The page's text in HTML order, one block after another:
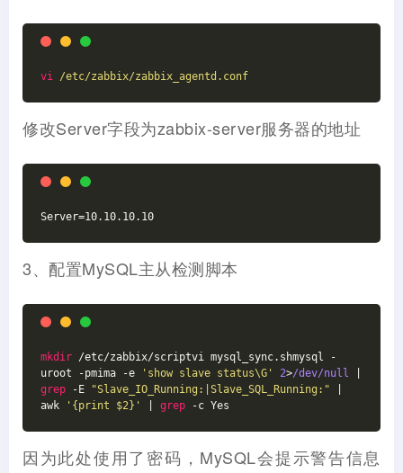
vi /etc/zabbix/zabbix_agentd.conf
修改Server字段为zabbix-server服务器的地址
Server=10.10.10.10
3、配置MySQL主从检测脚本
mkdir /etc/zabbix/scriptvi mysql_sync.shmysql -
uroot -pmima -e
'show slave status\G' 2>/dev/null
grep -E "Slave_IO_Running:|Slave_SQL_Running:"
awk
'{print $2}' grep -c Yes
因为此处使用了密码，MySQL会提示警告信息